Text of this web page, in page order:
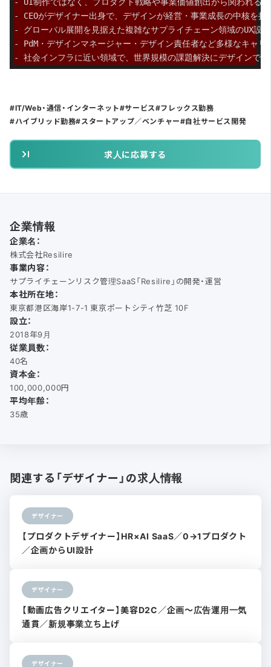
- CEOがデザイナー出身で、デザインが経営・事業成長の中核を担
- グローバル展開を見据えた複雑なサプライチェーン領域のUX設
- PdM・デザインマネージャー・デザイン責任者など多様なキャリ
- 社会インフラに近い領域で、世界規模の課題解決にデザインで貢
IT/Web・通信・インターネット サービス
フレックス勤務
ハイブリッド勤務 スタートアップ／ベンチャー 自社サービス開発
求人に応募する
企業情報
企業名：
株式会社Resilire
事業内容：
サプライチェーンリスク管理SaaS「Resilire」の開発・運営
本社所在地：
東京都港区海岸1-7-1 東京ポートシティ竹芝 10F
設立：
2018年9月
従業員数：
40名
資本金：
100,000,000円
平均年齢：
35歳
関連する「デザイナー」の求人情報
デザイナー
【プロダクトデザイナー】HR×AI SaaS／0→1プロダクト
／企画からUI設計
デザイナー
【動画広告クリエイター】美容D2C／企画〜広告運用一気
通貫／新規事業立ち上げ
デザイナー